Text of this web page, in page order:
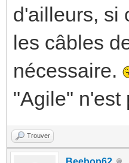
d'ailleurs, si
les câbles
nécessaire.
"Agile" n'est
Trouver